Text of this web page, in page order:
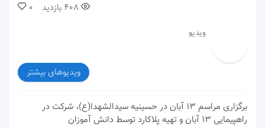
0 408 بازدید
ویدیو
ویدیوهای بیشتر
برگزاری مراسم ۱۳ آبان در حسینیه سیدالشهدا(ع)، شرکت در
راهپیمایی ۱۳ آبان و تهیه پلاکارد توسط دانش آموزان